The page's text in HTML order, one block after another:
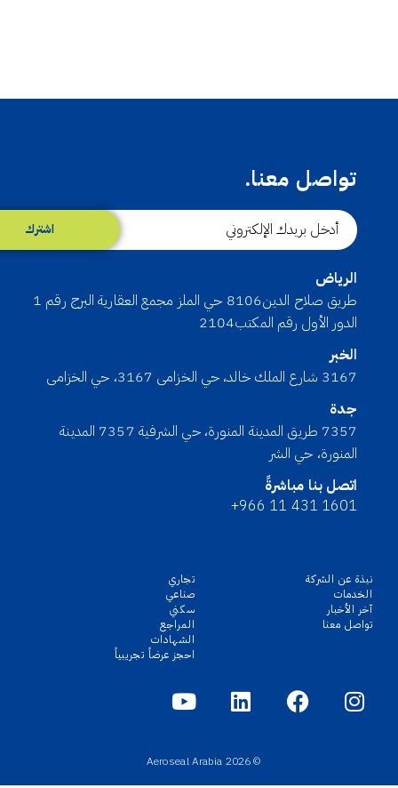
تواصل معنا.
اشترك
الرياض
طريق صلاح الدين8106 حي الملز مجمع العقارية البرج رقم 1
الدور الأول رقم المكتب2104
الخبر
3167 شارع الملك خالد، حي الخزامى 3167، حي الخزامى
جدة
7357 طريق المدينة المنورة، حي الشرفية 7357 المدينة
المنورة، حي الشر
اتصل بنا مباشرةً
+966 11 431 1601
نبذة عن الشركة
الخدمات
آخر الأخبار
تواصل معنا
تجاري
صناعي
سكني
المراجع
الشهادات
احجز عرضاً تجريبياً
© 2026 Aeroseal Arabia